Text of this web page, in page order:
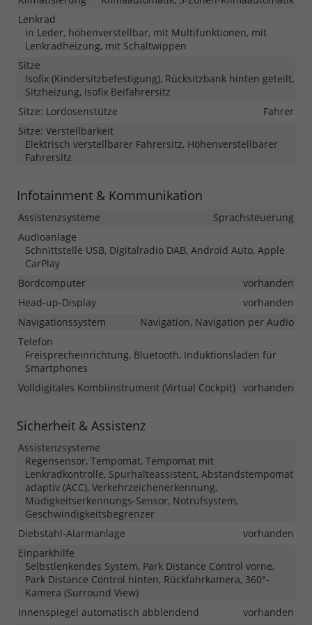
Lenkrad
in Leder, höhenverstellbar, mit Multifunktionen, mit
Lenkradheizung, mit Schaltwippen
Sitze
Isofix (Kindersitzbefestigung), Rücksitzbank hinten geteilt,
Sitzheizung, Isofix Beifahrersitz
Sitze: Lordosenstütze
Fahrer
Sitze: Verstellbarkeit
Elektrisch verstellbarer Fahrersitz, Höhenverstellbarer
Fahrersitz
Infotainment & Kommunikation
Assistenzsysteme
Sprachsteuerung
Audioanlage
Schnittstelle USB, Digitalradio DAB, Android Auto, Apple
CarPlay
Bordcomputer
vorhanden
Head-up-Display
vorhanden
Navigationssystem
Navigation, Navigation per Audio
Telefon
Freisprecheinrichtung, Bluetooth, Induktionsladen für
Smartphones
Volldigitales Kombiinstrument (Virtual Cockpit) vorhanden
Sicherheit & Assistenz
Assistenzsysteme
Regensensor, Tempomat, Tempomat mit
Lenkradkontrolle, Spurhalteassistent, Abstandstempomat
adaptiv (ACC), Verkehrzeichenerkennung,
Müdigkeitserkennungs-Sensor, Notrufsystem,
Geschwindigkeitsbegrenzer
Diebstahl-Alarmanlage
vorhanden
Einparkhilfe
Selbstlenkendes System, Park Distance Control vorne,
Park Distance Control hinten, Rückfahrkamera, 360°-
Kamera (Surround View)
Innenspiegel automatisch abblendend
vorhanden